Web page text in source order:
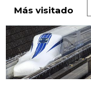
Más visitado